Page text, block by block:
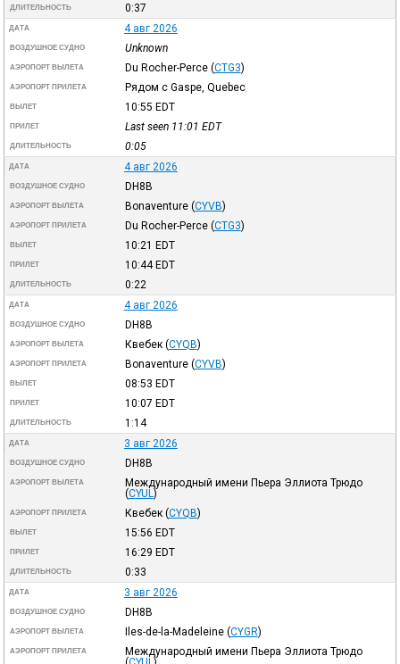
ДЛИТЕЛЬНОСТЬ 0:37
ДАТА 4 авг 2026
ВОЗДУШНОЕ СУДНО Unknown
АЭРОПОРТ ВЫЛЕТА Du Rocher-Perce (CTG3)
АЭРОПОРТ ПРИЛЕТА Рядом с Gaspe, Quebec
ВЫЛЕТ 10:55 EDT
ПРИЛЕТ Last seen 11:01 EDT
ДЛИТЕЛЬНОСТЬ 0:05
ДАТА 4 авг 2026
ВОЗДУШНОЕ СУДНО DH8B
АЭРОПОРТ ВЫЛЕТА Bonaventure (CYVB)
АЭРОПОРТ ПРИЛЕТА Du Rocher-Perce (CTG3)
ВЫЛЕТ 10:21 EDT
ПРИЛЕТ 10:44EDT
ДЛИТЕЛЬНОСТЬ 0:22
ДАТА 4 авг 2026
ВОЗДУШНОЕ СУДНО DH8B
АЭРОПОРТ ВЫЛЕТА Квебек (CYQB)
АЭРОПОРТ ПРИЛЕТА Bonaventure (CYVB)
ВЫЛЕТ 08:53 EDT
ПРИЛЕТ 10:07 EDT
ДЛИТЕЛЬНОСТЬ 1:14
ДАТА 3 авг 2026
ВОЗДУШНОЕ СУДНО DH8B
АЭРОПОРТ ВЫЛЕТА
Международный имени Пьера Эллиота Трюдо
(CYUL )
АЭРОПОРТ ПРИЛЕТА Квебек (CYQB)
ВЫЛЕТ 15:56 EDT
ПРИЛЕТ 16:29 EDT
ДЛИТЕЛЬНОСТЬ 0:33
ДАТА 3 авг 2026
ВОЗДУШНОЕ СУДНО DH8B
АЭРОПОРТ ВЫЛЕТА Iles-de-la-Madeleine (CYGR)
АЭРОПОРТ ПРИЛЕТА
Международный имени Пьера Эллиота Трюдо